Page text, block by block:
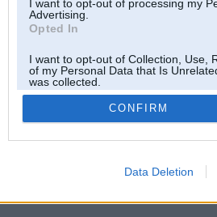
I want to opt-out of processing my
Advertising.
Opted In
I want to opt-out of Collection, Use,
of my Personal Data that Is
was collected.
Opted Out
CONFIRM
Data Deletion
Tas nav auto klubs un nav saistīts ar